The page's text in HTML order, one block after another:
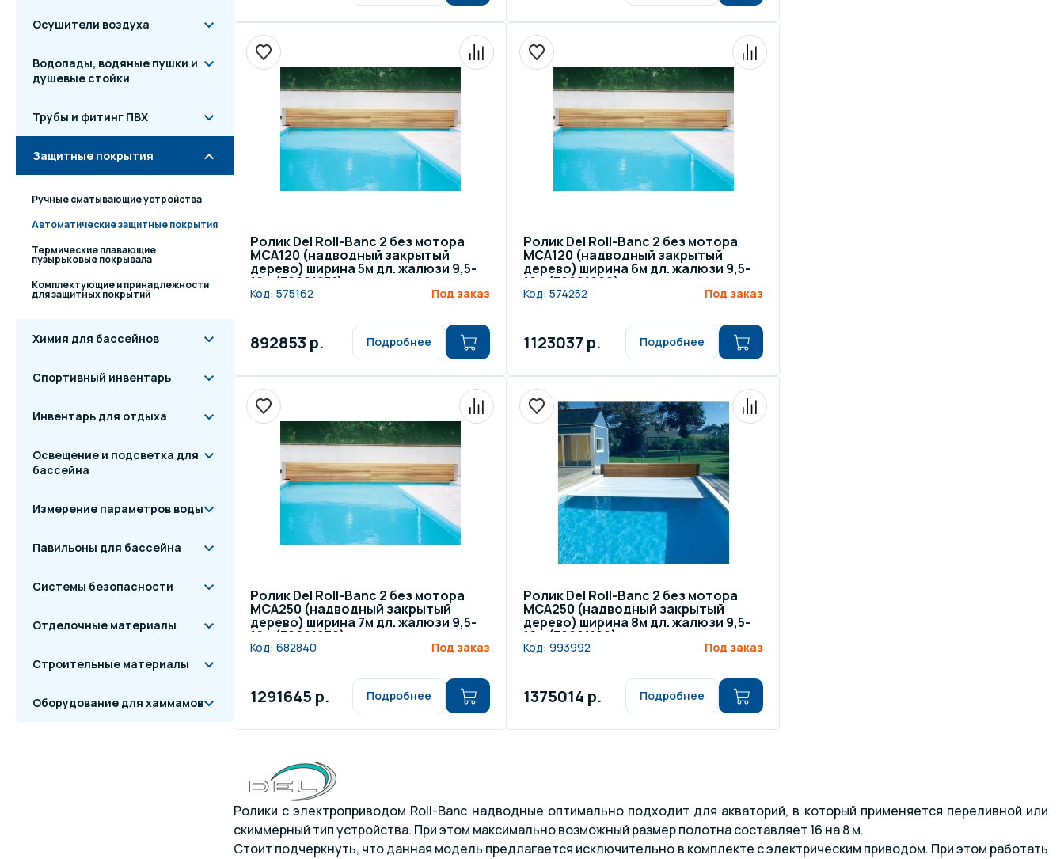
Осушители воздуха
Водопады, водяные пушки и
душевые стойки
Трубы и фитинг ПВХ
Защитные покрытия
Ручные сматывающие устройства
Автоматические защитные покрытия
Термические плавающие
пузырьковые покрывала
Комплектующие и принадлежности
для защитных покрытий
Химия для бассейнов
Спортивный инвентарь
Инвентарь для отдыха
Освещение и подсветка для
бассейна
Измерение параметров воды
Павильоны для бассейна
Системы безопасности
Отделочные материалы
Строительные материалы
Оборудование для хаммамов
Ролик Del Roll-Banc 2 без мотора
МСА120 (надводный закрытый
дерево) ширина 5м дл. жалюзи 9,5-
16м (30021051)
Код: 575162 Под заказ
892853 р. Подробнее
Ролик Del Roll-Banc 2 без мотора
МСА120 (надводный закрытый
дерево) ширина 6м дл. жалюзи 9,5-
16м (30021060)
Код: 574252 Под заказ
1123037 р. Подробнее
Ролик Del Roll-Banc 2 без мотора
МСА250 (надводный закрытый
дерево) ширина 7м дл. жалюзи 9,5-
16м (30021070)
Код: 682840 Под заказ
1291645 р. Подробнее
Ролик Del Roll-Banc 2 без мотора
МСА250 (надводный закрытый
дерево) ширина 8м дл. жалюзи 9,5-
16м (30021100)
Код: 993992 Под заказ
1375014 р. Подробнее
Ролики с электроприводом Roll-Banc надводные оптимально подходит для акваторий, в который применяется переливной или
скиммерный тип устройства. При этом максимально возможный размер полотна составляет 16 на 8 м.
Стоит подчеркнуть, что данная модель предлагается исключительно в комплекте с электрическим приводом. При этом работать